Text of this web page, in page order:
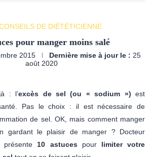
DE DIÉTÉTICIENNE
pour manger moins salé
2015 Dernière mise à jour le : 25
août 2020
: l’excès de sel (ou « sodium ») est
Pas le choix : il est nécessaire de
de sel. OK, mais comment manger
gardant le plaisir de manger ? Docteur
présente 10 astucespourlimiter votre